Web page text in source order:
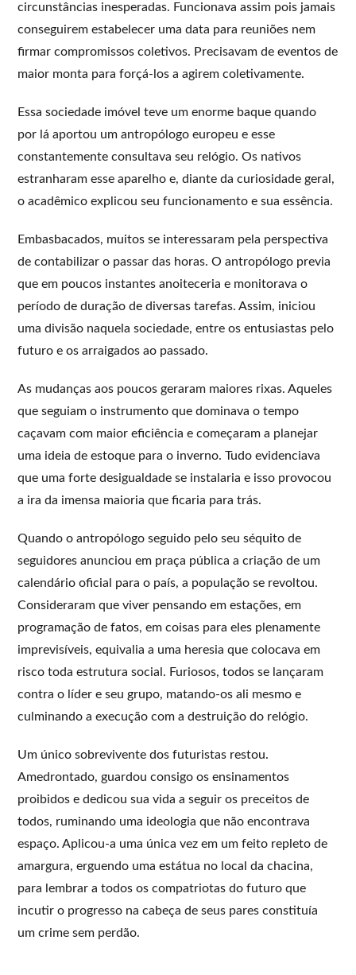
circunstâncias inesperadas. Funcionava assim pois jamais
conseguirem estabelecer uma data para reuniões nem
firmar compromissos coletivos. Precisavam de eventos de
maior monta para forçá-los a agirem coletivamente.
Essa sociedade imóvel teve um enorme baque quando
por lá aportou um antropólogo europeu e esse
constantemente consultava seu relógio. Os nativos
estranharam esse aparelho e, diante da curiosidade geral,
o acadêmico explicou seu funcionamento e sua essência.
Embasbacados, muitos se interessaram pela perspectiva
de contabilizar o passar das horas. O antropólogo previa
que em poucos instantes anoiteceria e monitorava o
período de duração de diversas tarefas. Assim, iniciou
uma divisão naquela sociedade, entre os entusiastas pelo
futuro e os arraigados ao passado.
As mudanças aos poucos geraram maiores rixas. Aqueles
que seguiam o instrumento que dominava o tempo
caçavam com maior eficiência e começaram a planejar
uma ideia de estoque para o inverno. Tudo evidenciava
que uma forte desigualdade se instalaria e isso provocou
a ira da imensa maioria que ficaria para trás.
Quando o antropólogo seguido pelo seu séquito de
seguidores anunciou em praça pública a criação de um
calendário oficial para o país, a população se revoltou.
Consideraram que viver pensando em estações, em
programação de fatos, em coisas para eles plenamente
imprevisíveis, equivalia a uma heresia que colocava em
risco toda estrutura social. Furiosos, todos se lançaram
contra o líder e seu grupo, matando-os ali mesmo e
culminando a execução com a destruição do relógio.
Um único sobrevivente dos futuristas restou.
Amedrontado, guardou consigo os ensinamentos
proibidos e dedicou sua vida a seguir os preceitos de
todos, ruminando uma ideologia que não encontrava
espaço. Aplicou-a uma única vez em um feito repleto de
amargura, erguendo uma estátua no local da chacina,
para lembrar a todos os compatriotas do futuro que
incutir o progresso na cabeça de seus pares constituía
um crime sem perdão.